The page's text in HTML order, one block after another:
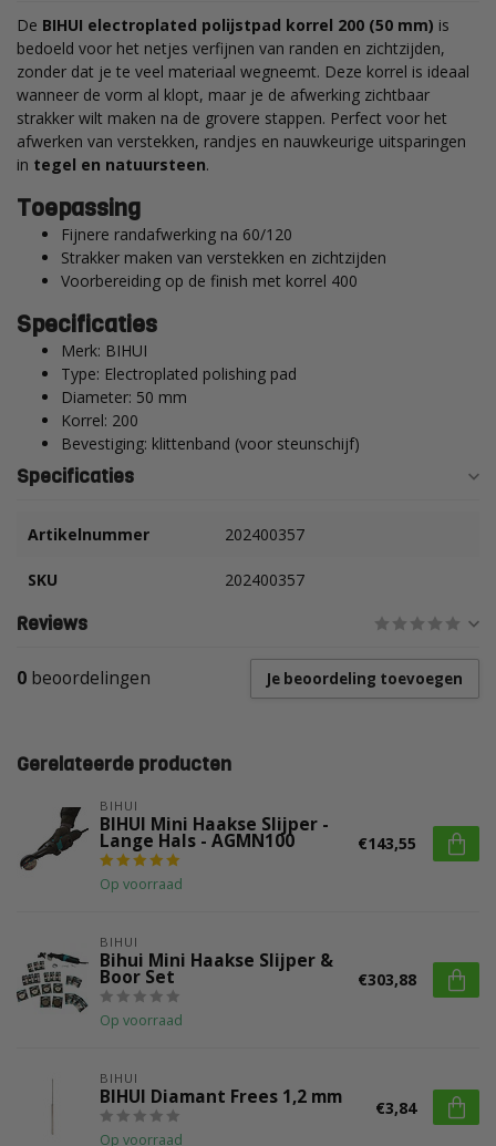
De BIHUI electroplated polijstpad korrel 200 (50 mm) is
bedoeld voor het netjes verfijnen van randen en zichtzijden,
zonder dat je te veel materiaal wegneemt. Deze korrel is ideaal
wanneer de vorm al klopt, maar je de afwerking zichtbaar
strakker wilt maken na de grovere stappen. Perfect voor het
afwerken van verstekken, randjes en nauwkeurige uitsparingen
in tegel en natuursteen.
Toepassing
Fijnere randafwerking na 60/120
Strakker maken van verstekken en zichtzijden
Voorbereiding op de finish met korrel 400
Specificaties
Merk: BIHUI
Type: Electroplated polishing pad
Diameter: 50 mm
Korrel: 200
Bevestiging: klittenband (voor steunschijf)
Specificaties
Artikelnummer 202400357
SKU 202400357
Reviews
0 beoordelingen Je beoordeling toevoegen
Gerelateerde producten
BIHUI
BIHUI Mini Haakse Slijper -
Lange Hals - AGMN100
Op voorraad
€143,55
BIHUI
Bihui Mini Haakse Slijper &
Boor Set
Op voorraad
€303,88
BIHUI
BIHUI Diamant Frees 1,2 mm
Op voorraad
€3,84